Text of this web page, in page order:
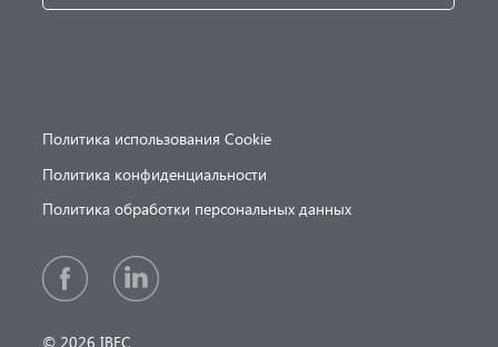
Политика использования Cookie
Политика конфиденциальности
Политика обработки персональных данных
© 2026 IBEC